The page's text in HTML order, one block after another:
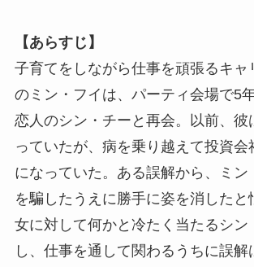
【あらすじ】
子育てをしながら仕事を頑張るキャ
のミン・フイは、パーティ会場で5
恋人のシン・チーと再会。以前、彼
っていたが、病を乗り越えて投資会
になっていた。ある誤解から、ミン
を騙したうえに勝手に姿を消したと
女に対して何かと冷たく当たるシン
し、仕事を通して関わるうちに誤解